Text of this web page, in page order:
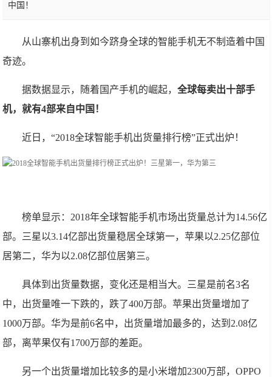
中国！
从山寨机出身到如今跻身全球的智能手机无不制造着中国
奇迹。
据数据显示，随着国产手机的崛起，全球每卖出十部手
机，就有4部来自中国！
近日，“2018全球智能手机出货量排行榜”正式出炉！
榜单显示：2018年全球智能手机市场出货量总计为14.56亿
部。三星以3.14亿部出货量稳居全球第一，苹果以2.25亿部位
居第二，华为以2.08亿部位居第三。
具体到出货量数据，变化还是相当大。三星是前名3名
中，出货量唯一下跌的，跌了400万部。苹果出货量增加了
1000万部。华为是前6名中，出货量增加最多的，达到2.08亿
部，离苹果仅有1700万部的差距。
另一个出货量增加比较多的是小米增加2300万部，OPPO